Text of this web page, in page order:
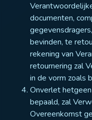
documenten,
bevinden, te
rekening van
retournering zal
in de vorm zoals
Onverlet
bepaald, zal
Overeenkomst